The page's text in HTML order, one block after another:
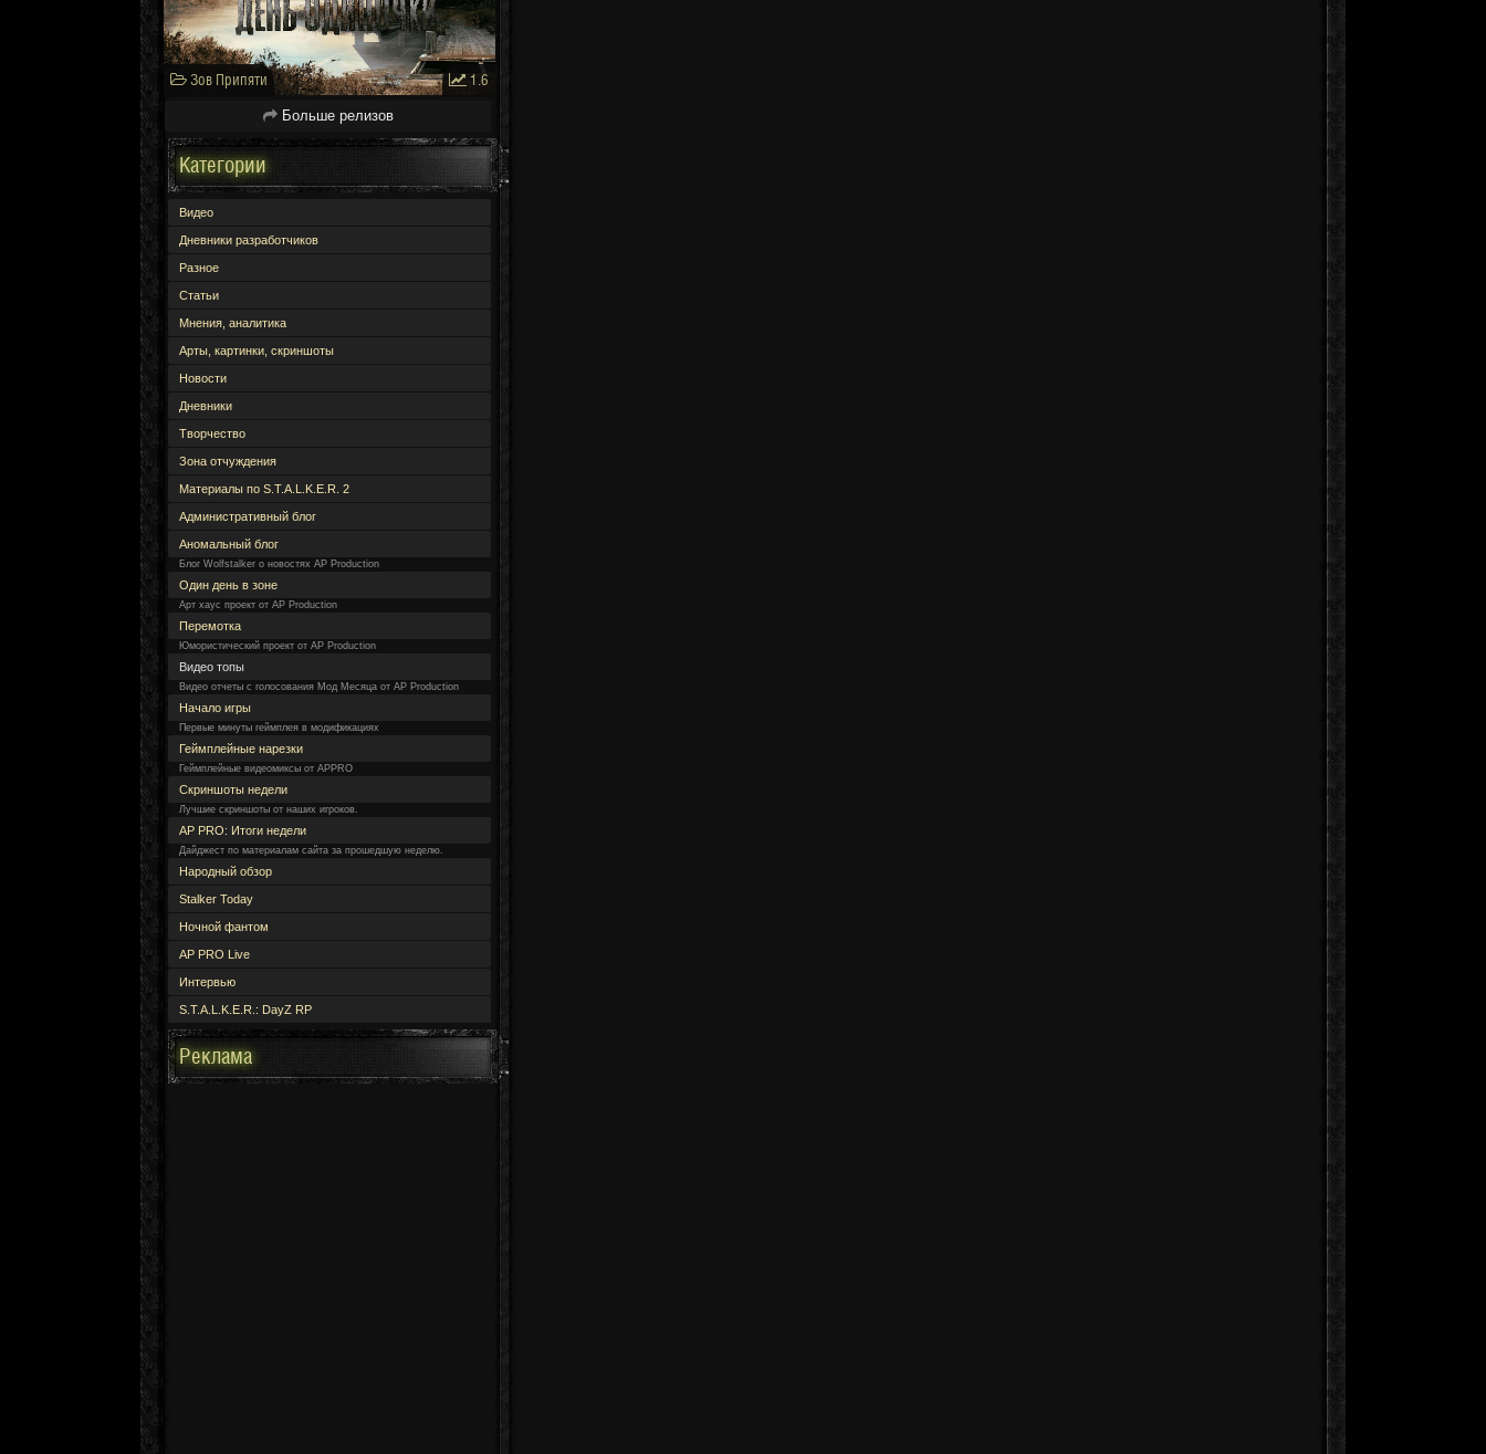
Зов Припяти 1.6
Больше релизов
Категории
Видео
Дневники разработчиков
Разное
Статьи
Мнения, аналитика
Арты, картинки, скриншоты
Новости
Дневники
Творчество
Зона отчуждения
Материалы по S.T.A.L.K.E.R. 2
Административный блог
Аномальный блог
Блог Wolfstalker о новостях AP Production
Один день в зоне
Арт хаус проект от AP Production
Перемотка
Юмористический проект от AP Production
Видео топы
Видео отчеты с голосования Мод Месяца от AP Production
Начало игры
Первые минуты геймплея в модификациях
Геймплейные нарезки
Геймплейные видеомиксы от APPRO
Скриншоты недели
Лучшие скриншоты от наших игроков.
AP PRO: Итоги недели
Дайджест по материалам сайта за прошедшую неделю.
Народный обзор
Stalker Today
Ночной фантом
AP PRO Live
Интервью
S.T.A.L.K.E.R.: DayZ RP
Реклама